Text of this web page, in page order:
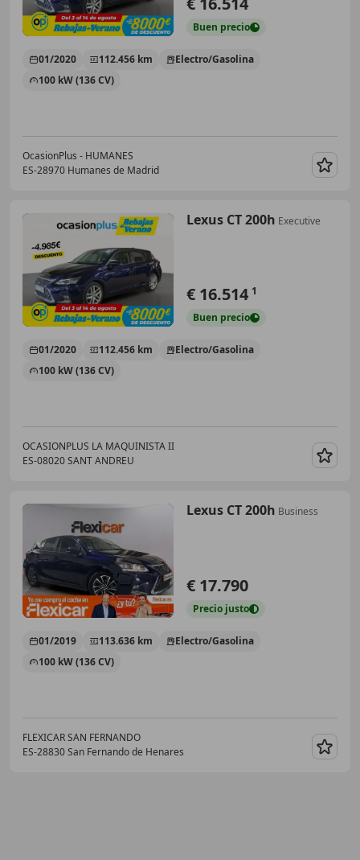
Buen precio
01/2020 112.456 km
Electro/Gasolina
100 kW (136 CV)
OcasionPlus - HUMANES
ES-28970 Humanes de Madrid
Lexus CT 200h Executive
€ 16.514 1
Buen precio
01/2020 112.456 km
Electro/Gasolina
100 kW (136 CV)
OCASIONPLUS LA MAQUINISTA II
ES-08020 SANT ANDREU
Lexus CT 200h Business
€ 17.790
Precio justo
01/2019 113.636 km
Electro/Gasolina
100 kW (136 CV)
FLEXICAR SAN FERNANDO
ES-28830 San Fernando de Henares